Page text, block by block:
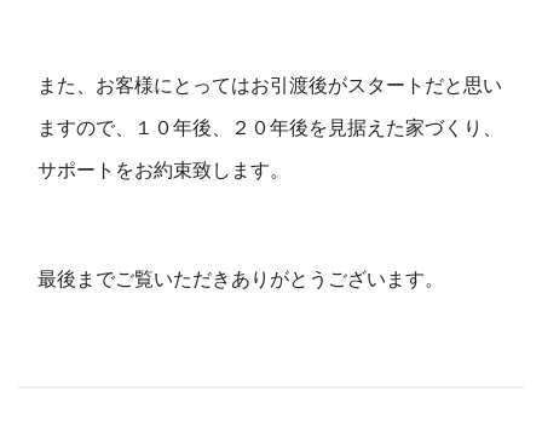
また、お客様にとってはお引渡後がスタートだと思い
ますので、１０年後、２０年後を見据えた家づくり、
サポートをお約束致します。
最後までご覧いただきありがとうございます。